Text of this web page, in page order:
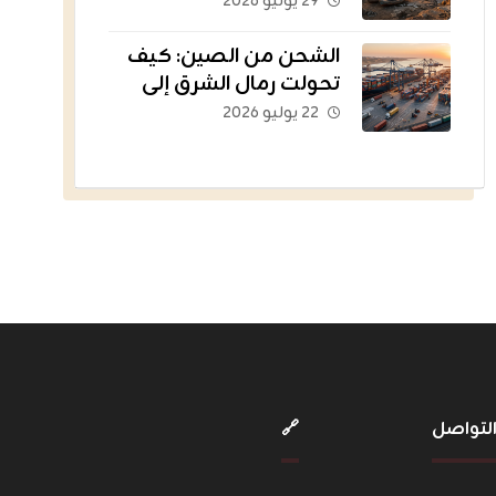
الشحن من الصين: كيف
تحولت رمال الشرق إلى
الشريان اللوجستي للتجارة
٢٢ يوليو ٢٠٢٦
🔗